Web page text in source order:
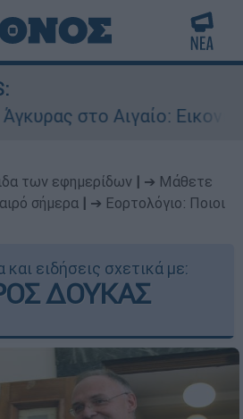
Εικονική
των εφημερίδων
➔ Μάθετε
σήμερα
➔ Εορτολόγιο: Ποιοι
και ειδήσεις σχετικά με:
ΔΟΥΚΑΣ